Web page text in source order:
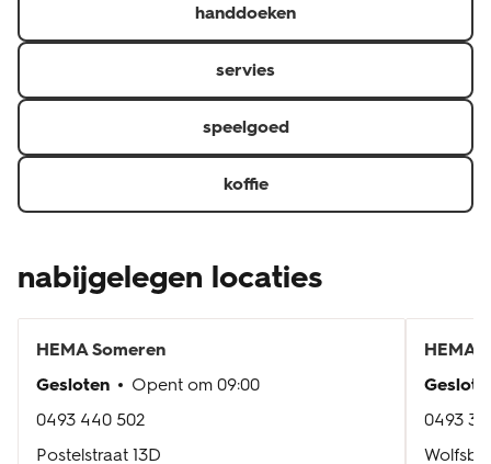
handdoeken
servies
speelgoed
koffie
nabijgelegen locaties
HEMA Someren
Gesloten
Opent om 09:00
0493 440 502
Postelstraat 13D
HEMA
0493